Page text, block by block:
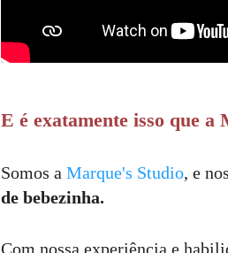
E é exatamente isso que
Somos a Marque's Studio, e
de bebezinha.
Com nossa experiência e